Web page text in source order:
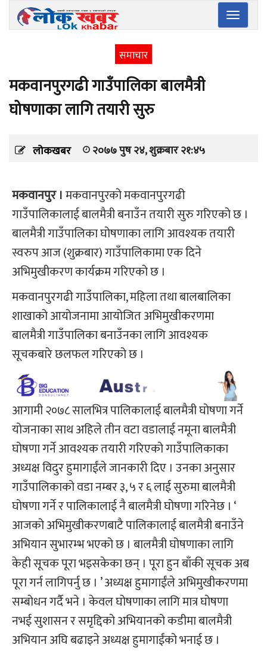
Toggle
समाचार
मकवानपुरगढी गाउँपालिका बालमैत्री
घोषणाका लागि तयारी सुरु
लोकखबर २०७७ पुष २४, शुक्रबार २१:४५
मकवानपुर ।मकवानपुरको मकवानपुरगढी
गाउँपालिकालाई बालमैत्री बनाउँन तयारी सुरु गरिएको छ ।
बालमैत्री गाउँपालिका घोषणाका लागि आवश्यक तयारी
स्वरुप आज (शुक्रबार) गाउँपालिकामा एक दिने
अभिमुखीकरण कार्यक्रम गरिएको छ ।
मकवानपुरगढी गाउँपालिका, महिला तथा बालबालिका
शाखाको आयोजनामा आयोजित अभिमुखीकरणमा
बालमैत्री गाउँपालिका बनाउँनका लागि आवश्यक
सूचकबारे छलफल गरिएको छ ।
आगामी २०७८ सालभित्र पालिकालाई बालमैत्री घोषणा गर्ने
योजनाका साथ अहिले तीन वटा वडालाई नमूना बालमैत्री
घोषणा गर्ने आवश्यक तयारी गरिएको गाउँपालिकाका
अध्यक्ष विदुर हुमागाईंले जानकारी दिए । उनका अनुसार
गाउँपालिकाको वडा नम्बर ३, ५ र ६ लाई सुरुमा बालमैत्री
घोषणा गर्ने र पालिकालाई नै बालमैत्री घोषणा गरिनेछ । ‘
आजको अभिमुखीकरणबाटै पालिकालाई बालमैत्री बनाउँने
अभियान सुभारम्भ भएको छ । बालमैत्री घोषणाका लागि
केही सूचक पूरा भइसकेका छन् । पूरा हुन बाँकी सूचक अब
पूरा गर्न लागिपर्नु छ । ’ अध्यक्ष हुमागाईंले अभिमुखीकरणमा
सम्बोधन गर्दै भने । केवल घोषणाका लागि मात्र घोषणा
नभई सुशासन र समृद्दिको अभियानको कडीमा बालमैत्री
अभियान अघि बढाइने अध्यक्ष हुमागाईंको भनाई छ ।